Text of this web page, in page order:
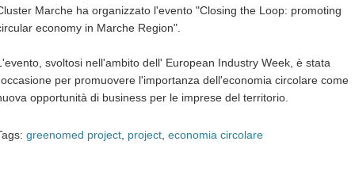
Marche ha organizzato l'evento "Closing the Loop: promoting
economy in Marche Region".
svoltosi nell'ambito dell' European Industry Week, è stata
per promuovere l'importanza dell'economia circolare come
opportunità di business per le imprese del territorio.
greenomed project project economia circolare